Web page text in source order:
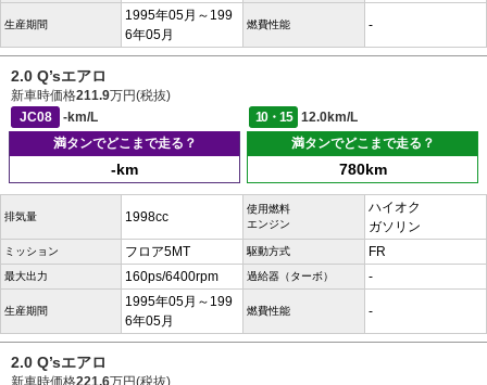
生産期間
1995年05月～199
6年05月
燃費性能 -
2.0 Q’sエアロ
新車時価格211.9万円(税抜)
JC08
-km/L 10・15
12.0km/L
満タンでどこまで走る？
-km
満タンでどこまで走る？
780km
排気量 1998cc
使用燃料
エンジン
ハイオク
ガソリン
ミッション フロア5MT 駆動方式 FR
最大出力 160ps/6400rpm 過給器（ターボ） -
生産期間
1995年05月～199
6年05月
燃費性能 -
2.0 Q’sエアロ